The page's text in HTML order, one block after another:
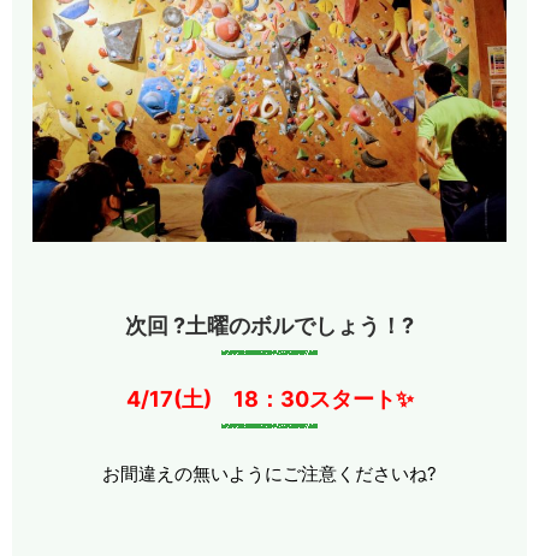
次回 ?土曜のボルでしょう！?
4/17(土) 18：30スタート✨
お間違えの無いようにご注意くださいね?